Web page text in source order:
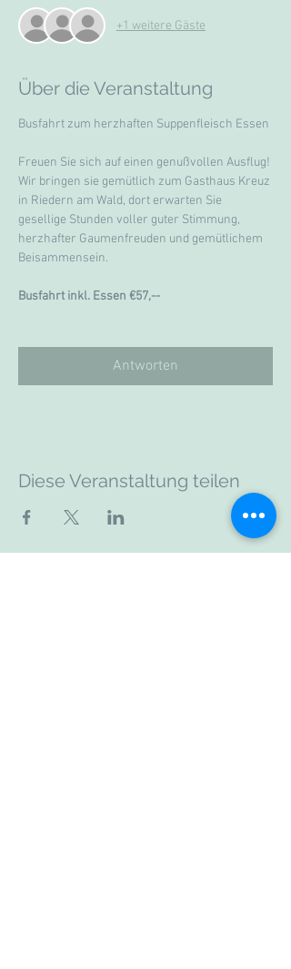
+1 weitere Gäste
Über die Veranstaltung
Busfahrt zum herzhaften Suppenfleisch Essen
Freuen Sie sich auf einen genußvollen Ausflug!
Wir bringen sie gemütlich zum Gasthaus Kreuz
in Riedern am Wald, dort erwarten Sie
gesellige Stunden voller guter Stimmung,
herzhafter Gaumenfreuden und gemütlichem
Beisammensein.
Busfahrt inkl. Essen €57,--
Antworten
Diese Veranstaltung teilen